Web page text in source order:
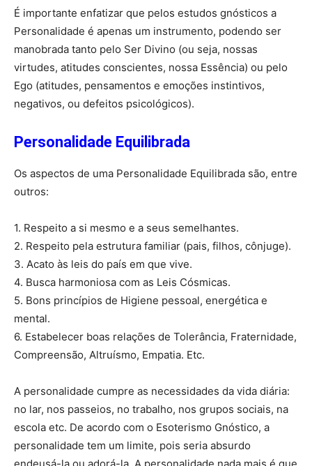
É importante enfatizar que pelos estudos gnósticos a
Personalidade é apenas um instrumento, podendo ser
manobrada tanto pelo Ser Divino (ou seja, nossas
virtudes, atitudes conscientes, nossa Essência) ou pelo
Ego (atitudes, pensamentos e emoções instintivos,
negativos, ou defeitos psicológicos).
Personalidade Equilibrada
Os aspectos de uma Personalidade Equilibrada são, entre
outros:
1. Respeito a si mesmo e a seus semelhantes.
2. Respeito pela estrutura familiar (pais, filhos, cônjuge).
3. Acato às leis do país em que vive.
4. Busca harmoniosa com as Leis Cósmicas.
5. Bons princípios de Higiene pessoal, energética e
mental.
6. Estabelecer boas relações de Tolerância, Fraternidade,
Compreensão, Altruísmo, Empatia. Etc.
A personalidade cumpre as necessidades da vida diária:
no lar, nos passeios, no trabalho, nos grupos sociais, na
escola etc. De acordo com o Esoterismo Gnóstico, a
personalidade tem um limite, pois seria absurdo